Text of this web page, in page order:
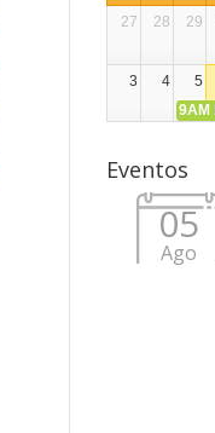
27
28 29
3
4 5
9AM
17 18 19
25 26
Eventos
05
Ago